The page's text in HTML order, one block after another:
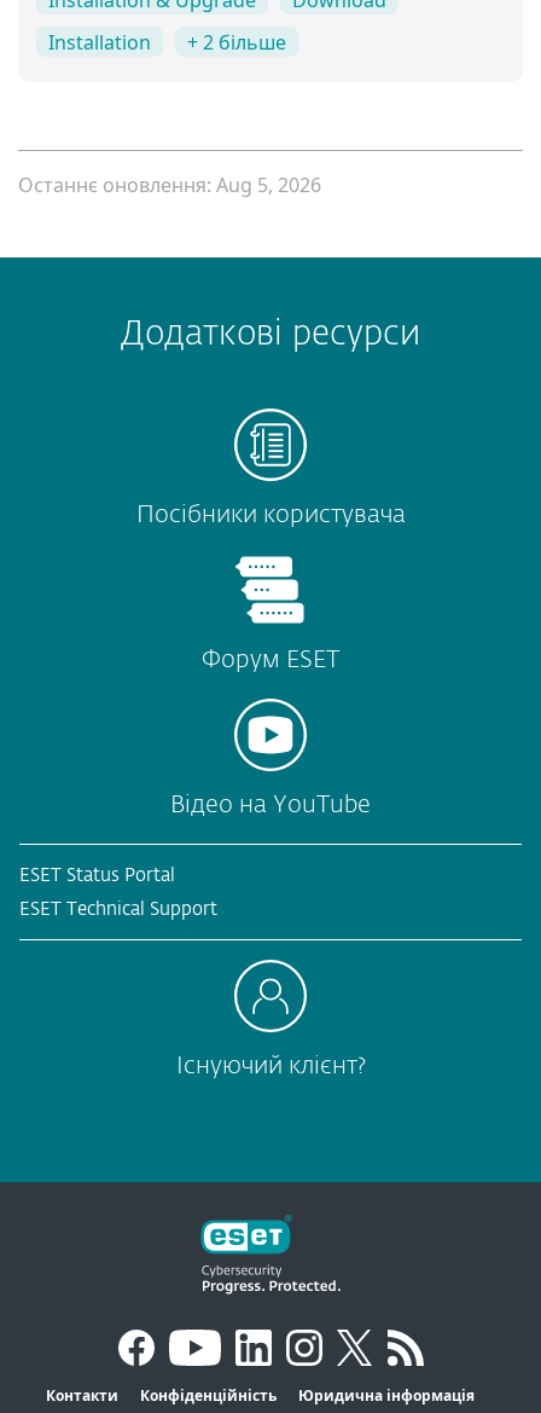
Installation
+ 2 більше
Останнє оновлення: Aug 5, 2026
Додаткові ресурси
Посібники користувача
Форум ESET
Відео на YouTube
ESET Status Portal
ESET Technical Support
Існуючий клієнт?
Контакти Конфіденційність Юридична інформація